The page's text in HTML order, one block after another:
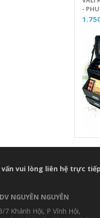
-
vui lòng liên hệ trực tiếp
NGUYÊN NGUYÊN
7 Khánh Hội, P Vĩnh Hội,